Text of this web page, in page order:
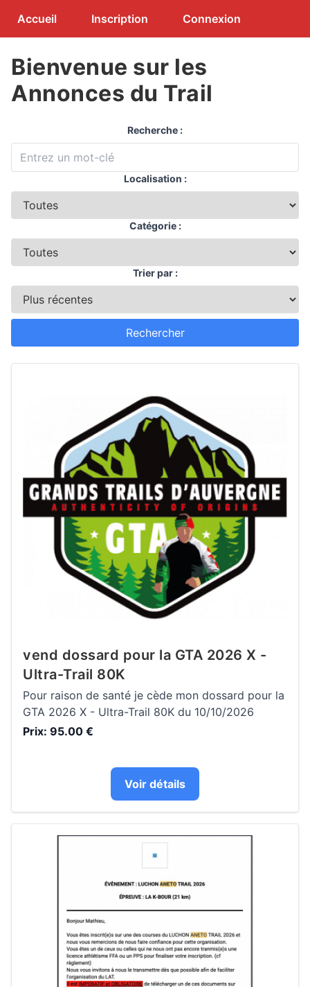
Accueil Inscription Connexion
Bienvenue sur les
Annonces du Trail
Recherche :
Localisation :
Catégorie :
Trier par :
Rechercher
vend dossard pour la GTA 2026 X -
Ultra-Trail 80K
Pour raison de santé je cède mon dossard pour la
GTA 2026 X - Ultra-Trail 80K du 10/10/2026
Prix: 95.00 €
Voir détails